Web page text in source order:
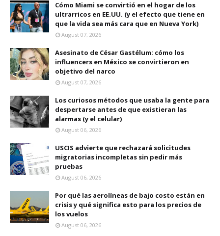
Cómo Miami se convirtió en el hogar de los
ultrarricos en EE.UU. (y el efecto que tiene en
que la vida sea más cara que en Nueva York)
August 07, 2026
Asesinato de César Gastélum: cómo los
influencers en México se convirtieron en
objetivo del narco
August 07, 2026
Los curiosos métodos que usaba la gente para
despertarse antes de que existieran las
alarmas (y el celular)
August 06, 2026
USCIS advierte que rechazará solicitudes
migratorias incompletas sin pedir más
pruebas
August 06, 2026
Por qué las aerolíneas de bajo costo están en
crisis y qué significa esto para los precios de
los vuelos
August 06, 2026